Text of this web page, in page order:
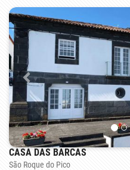
CASA DAS BARCAS
São Roque do Pico